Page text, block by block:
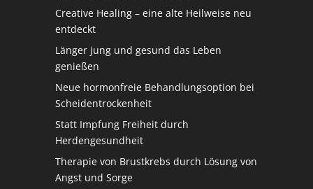
Creative Healing – eine alte Heilweise neu
entdeckt
Länger jung und gesund das Leben
genießen
Neue hormonfreie Behandlungsoption bei
Scheidentrockenheit
Statt Impfung Freiheit durch
Herdengesundheit
Therapie von Brustkrebs durch Lösung von
Angst und Sorge